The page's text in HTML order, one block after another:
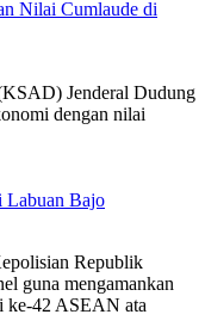
Nilai Cumlaude di
Jenderal Dudung
dengan nilai
Labuan Bajo
Republik
guna mengamankan
ke-42 ASEAN ata